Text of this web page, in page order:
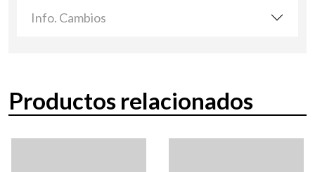
Info. Cambios
Productos relacionados